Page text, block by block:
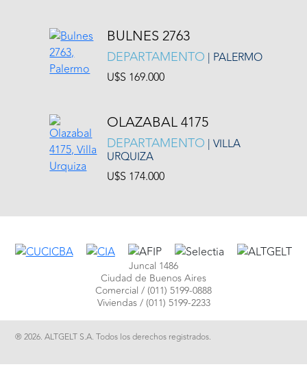
BULNES 2763
DEPARTAMENTO | PALERMO
U$S 169.000
OLAZABAL 4175
DEPARTAMENTO | VILLA
URQUIZA
U$S 174.000
Juncal 1486
Ciudad de Buenos Aires
Comercial /(011) 5199-0888
Viviendas /(011) 5199-2233
® 2026. ALTGELT S.A. Todos los derechos registrados.